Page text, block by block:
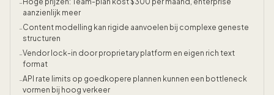
-
aanzienlijk meer
-Content modelling kan rigide aanvoelen bij complexe geneste
structuren
-Vendor lock-in door proprietary platform en eigen rich text
format
-API rate limits op goedkopere plannen kunnen een bottleneck
vormen bij hoog verkeer